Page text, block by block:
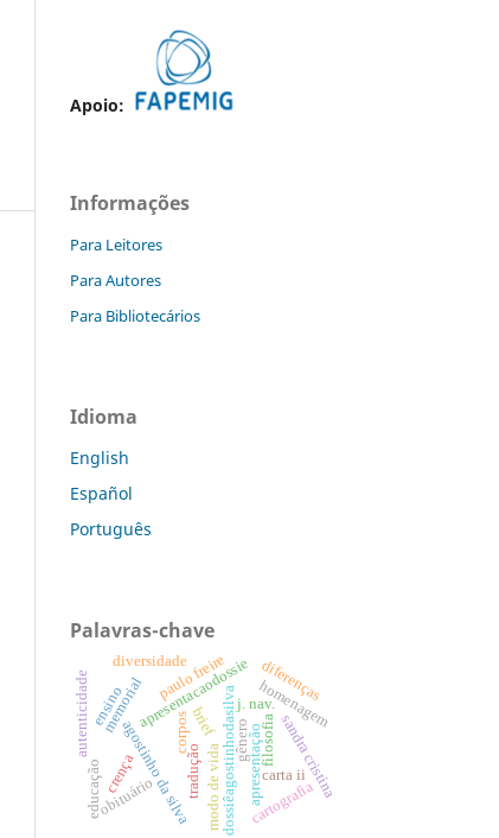
Apoio:
Informações
Para Leitores
Para Autores
Para Bibliotecários
Idioma
English
Español
Português
Palavras-chave
apresentação
dossiêagostinhodasilva
apresentacaodossie
tradução
brief
j. nav.
agostinho da silva carta ii
sandra cristina
obituário
homenagem
memorial diferenças
corpos filosofia
modo de vida
paulo freire
educaçãocrença
cartografia
gênero
ensino
diversidade
autenticidade